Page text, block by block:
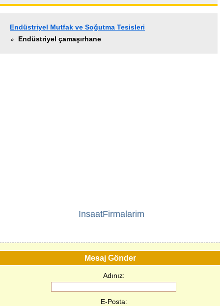
Endüstriyel Mutfak ve Soğutma Tesisleri
Endüstriyel çamaşırhane
InsaatFirmalarim
Mesaj Gönder
Adınız:
E-Posta: